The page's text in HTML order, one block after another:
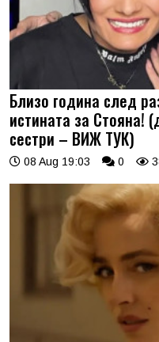
Близо година след
истината за Стояна!
сестри – ВИЖ ТУК)
08 Aug 19:03 0